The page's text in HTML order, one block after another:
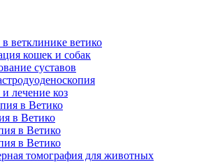
ветклинике ветико
кошек и собак
суставов
лечение коз
в Ветико
в Ветико
в Ветико
в Ветико
томография для животных